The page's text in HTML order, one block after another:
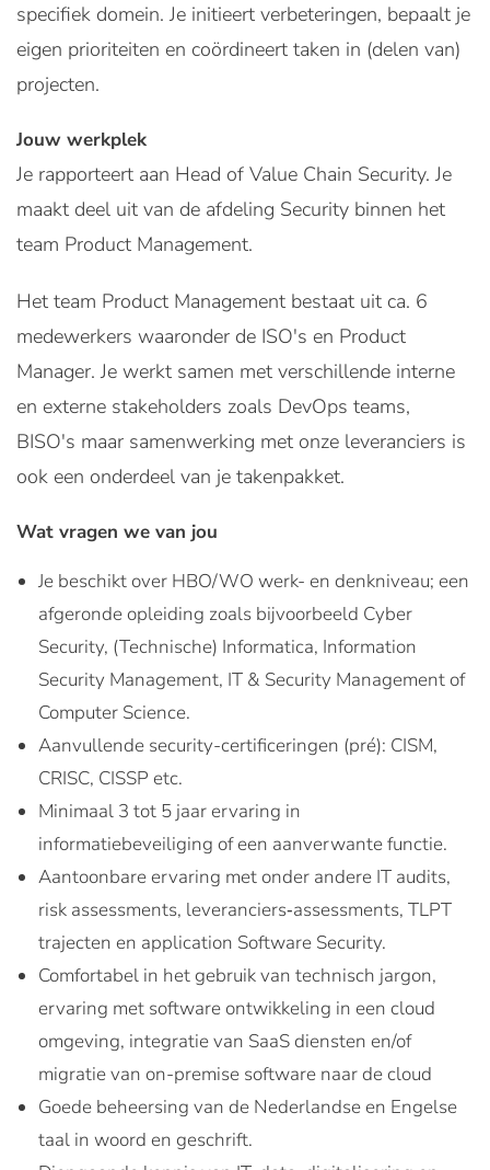
specifiek domein. Je initieert verbeteringen, bepaalt je
eigen prioriteiten en coördineert taken in (delen van)
projecten.
Jouw werkplek
Je rapporteert aan Head of Value Chain Security. Je
maakt deel uit van de afdeling Security binnen het
team Product Management.
Het team Product Management bestaat uit ca. 6
medewerkers waaronder de ISO's en Product
Manager. Je werkt samen met verschillende interne
en externe stakeholders zoals DevOps teams,
BISO's maar samenwerking met onze leveranciers is
ook een onderdeel van je takenpakket.
Wat vragen we van jou
Je beschikt over HBO/WO werk- en denkniveau; een
afgeronde opleiding zoals bijvoorbeeld Cyber
Security, (Technische) Informatica, Information
Security Management, IT & Security Management of
Computer Science.
Aanvullende security-certificeringen (pré): CISM,
CRISC, CISSP etc.
Minimaal 3 tot 5 jaar ervaring in
informatiebeveiliging of een aanverwante functie.
Aantoonbare ervaring met onder andere IT audits,
risk assessments, leveranciers‑assessments, TLPT
trajecten en application Software Security.
Comfortabel in het gebruik van technisch jargon,
ervaring met software ontwikkeling in een cloud
omgeving, integratie van SaaS diensten en/of
migratie van on-premise software naar de cloud
Goede beheersing van de Nederlandse en Engelse
taal in woord en geschrift.